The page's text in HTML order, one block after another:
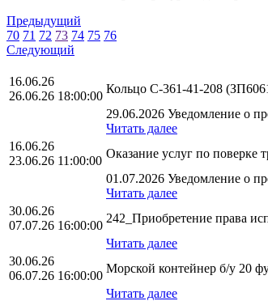
Предыдущий
70 71 72 73 74 75 76
Следующий
16.06.26
26.06.26 18:00:00
Кольцо С-361-41-208
29.06.2026 Уведомление о
Читать далее
16.06.26
23.06.26 11:00:00
Оказание услуг по
01.07.2026 Уведомление о
Читать далее
30.06.26
07.07.26 16:00:00
242_Приобретение права
Читать далее
30.06.26
06.07.26 16:00:00
Морской контейнер б/у 20
Читать далее